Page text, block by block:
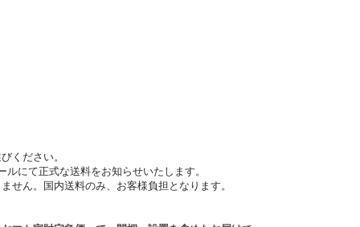
ください。
にて正式な送料をお知らせいたします。
せん。国内送料のみ、お客様負担となります。